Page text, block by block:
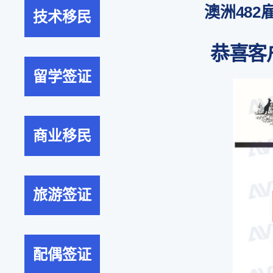
技术移民
留学签证
商业移民
旅游签证
配偶签证
澳洲482
恭喜客